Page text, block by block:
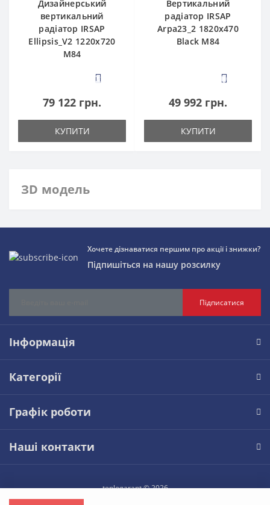
Дизайнерський
вертикальний
радіатор IRSAP
Ellipsis_V2 1220x720
M84
2
79 122 грн.
КУПИТИ
Вертикальний
радіатор IRSAP
Arpa23_2 1820x470
Black M84
0
49 992 грн.
КУПИТИ
ЗD модель
Хочете дізнаватися першим про акції і знижки?
Підпишіться на нашу розсилку
Підписатися
Інформація
Категорії
Графік роботи
Наші контакти
teplogarant © 2026